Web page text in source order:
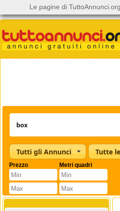
Tutti gli Annunci
Prezzo Metri quadri
Le pagine di